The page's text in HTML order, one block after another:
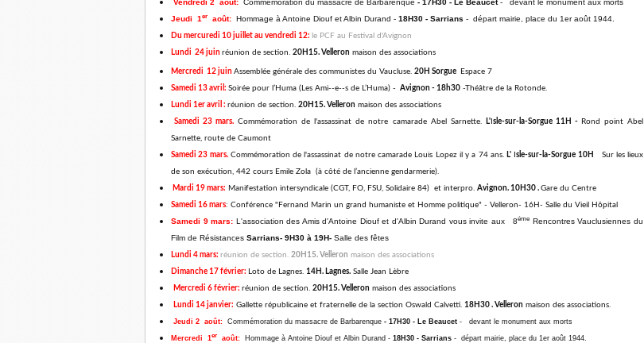
Vendredi 2 août: Commémoration du massacre de Barbarenque - 17H30 - Le Beaucet- devant le monument aux morts​
Jeudi 1 er août: Hommage à Antoine Diouf et Albin Durand - 18H30 - Sarrians - départ mairie, place du 1er août 1944.
Du mercuredi 10 juillet au vendredi 12: le PCF au Festival d'Avignon
Lundi 24 juin réunion de section. 20H15. Velleron maison des associations
Mercredi 12 juin Assemblée générale des communistes du Vaucluse. 20H Sorgue Espace 7
Samedi 13 avril: Soirée pour l’Huma (Les Ami-­‐e-­‐s de L’Huma) - Avignon - 18h30 -Théâtre de la Rotonde.
Lundi 1er avril : réunion de section. 20H15. Velleron maison des associations
Samedi 23 mars. Commémoration de l'assassinat de notre camarade Abel Sarnette. L'I sle-sur-la-Sorgue 11H - Rond point Abel
Sarnette, route de Caumont
Samedi 23 mars.Commémoration de l'assassinat de notre camarade Louis Lopez il y a 74 ans. L' Isle-sur-la-Sorgue 10H Sur les lieux
de son exécution, 442 cours Emile Zola (à côté de l’ancienne gendarmerie).
Mardi 19 mars: Manifestation intersyndicale (CGT, FO, FSU, Solidaire 84) et interpro. Avignon. 10H30 . Gare du Centre
Samedi 16 mars: Conférence "Fernand Marin un grand humaniste et Homme politique" - Velleron- 16H- Salle du Vieil Hôpital
Samedi 9 mars: L'association des Amis d'Antoine Diouf et d'Albin Durand vous invite aux 8éme Rencontres Vauclusiennes du
Film de Résistances Sarrians- 9H30 à 19H- Salle des fêtes
Lundi 4 mars: réunion de section. 20H15. Velleron maison des associations
Dimanche 17 février: Loto de Lagnes. 14H. Lagnes. Salle Jean Lèbre
Mercredi 6 février: réunion de section. 20H15. Velleron maison des associations
Lundi 14 janvier: Gallette républicaine et fraternelle de la section Oswald Calvetti. 18H30 . Velleron maison des associations.
Jeudi 2 août: Commémoration du massacre de Barbarenque - 17H30 - Le Beaucet - devant le monument aux morts​
Mercredi 1er août: Hommage à Antoine Diouf et Albin Durand - 18H30 - Sarrians - départ mairie, place du 1er août 1944.